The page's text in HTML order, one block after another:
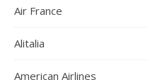
Air France
Alitalia
American Airlines